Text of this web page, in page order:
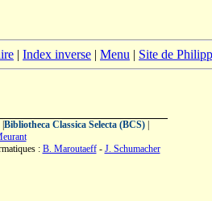
| Index inverse | Menu | Site de
Bibliotheca Classica Selecta (BCS)|
: B. Maroutaeff- J. Schumacher